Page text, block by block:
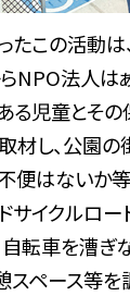
たこの活動
NPO法人は
る児童とそ
材し、公園の
便はないか等
サイクルロ
転車を漕ぎ
スペース等を